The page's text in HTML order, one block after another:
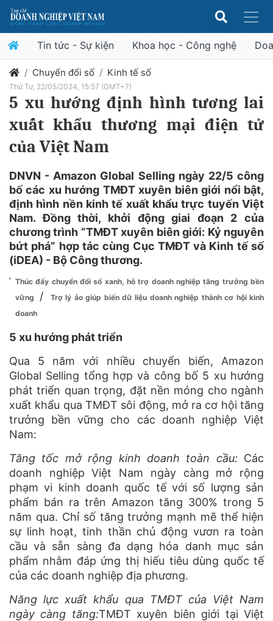
Tin tức - Sự kiện Khoa học - Công nghệ
Chuyển đổi số Kinh tế số
Thứ Tư, 22/05/2024, 15:57 (GMT+7)
5 xu hướng định hình tương lai
xuất khẩu thương mại điện tử
của Việt Nam
DNVN - Amazon Global Selling ngày 22/5 công
bố các xu hướng TMĐT xuyên biên giới nổi bật,
định hình nền kinh tế xuất khẩu trực tuyến Việt
Nam. Đồng thời, khởi động giai đoạn 2 của
chương trình “TMĐT xuyên biên giới: Kỷ nguyên
bứt phá” hợp tác cùng Cục TMĐT và Kinh tế số
(iDEA) - Bộ Công thương.
Thúc đẩy chuyển đổi số xanh, hỗ trợ doanh nghiệp tăng trưởng bền
vững
/
Trợ lý ảo giúp biến dữ liệu doanh nghiệp thành cơ hội kinh
doanh
5 xu hướng phát triển
Qua 5 năm với nhiều chuyển biến, Amazon
Global Selling tổng hợp và công bố 5 xu hướng
phát triển quan trọng, đặt nền móng cho ngành
xuất khẩu qua TMĐT sôi động, mở ra cơ hội tăng
trưởng bền vững cho các doanh nghiệp Việt
Nam:
Tăng tốc mở rộng kinh doanh toàn cầu: Các
doanh nghiệp Việt Nam ngày càng mở rộng
phạm vi kinh doanh quốc tế với số lượng sản
phẩm bán ra trên Amazon tăng 300% trong 5
năm qua. Chỉ số tăng trưởng mạnh mẽ thể hiện
sự linh hoạt, tinh thần chủ động vươn ra toàn
cầu và sẵn sàng đa dạng hóa danh mục sản
phẩm nhằm đáp ứng thị hiếu tiêu dùng quốc tế
của các doanh nghiệp địa phương.
Năng lực xuất khẩu qua TMĐT của Việt Nam
ngày càng tăng:TMĐT xuyên biên giới tại Việt